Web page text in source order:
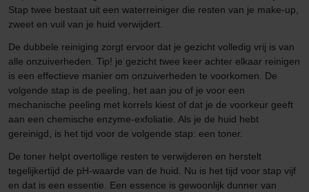
Stap twee bestaat uit een waterreiniger die resten van je make-up,
zweet en vuil van je huid verwijdert.
De dubbele reiniging zorgt ervoor dat je gezicht volledig vrij is van
alle onzuiverheden. Tip! je gezicht twee keer achter elkaar reinigen
is een effectieve manier om onzuiverheden te voorkomen. De
volgende stap is de peeling, het aan jou of je voor een
mechanische peeling met korrels kiest of dat je de voorkeur geeft
aan een chemische enzyme-exfoliatie. Als je de huid hebt
gereinigd, is het tijd voor de volgende stap: een toner.
De toner helpt overtollige resten te verwijderen en herstelt
tegelijkertijd de pH-waarde van de huid. Nu is het tijd voor stap vijf
en dat is een essentie. Een essence is gewoonlijk dunner van